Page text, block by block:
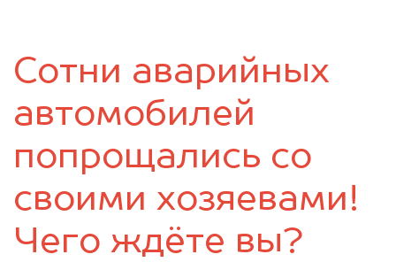
Сотни аварийных
автомобилей
попрощались со
своими хозяевами!
Чего ждёте вы?